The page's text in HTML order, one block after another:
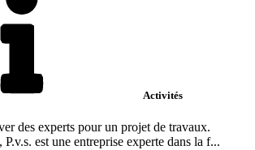
Activités
des experts pour un projet de travaux.
est une entreprise experte dans la f...